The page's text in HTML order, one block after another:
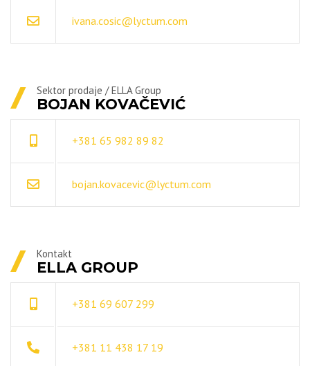
ivana.cosic@lyctum.com
Sektor prodaje / ELLA Group
BOJAN KOVAČEVIĆ
+381 65 982 89 82
bojan.kovacevic@lyctum.com
Kontakt
ELLA GROUP
+381 69 607 299
+381 11 438 17 19